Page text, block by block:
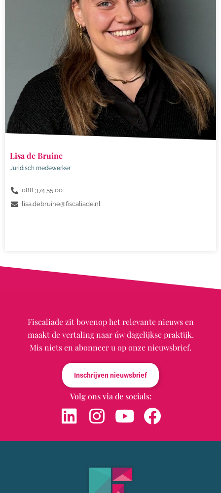
Lisa de Bruine
Juridisch medewerker
088 374 55 00
lisa.debruine@fiscaliade.nl
Fiscaliade zit bovenop het relevante nieuws en
maakt de vertaling naar úw dagelijkse praktijk.
Mis niets en abonneer u op onze nieuwsbrief.
Inschrijven nieuwsbrief
Volg ons via de socials: